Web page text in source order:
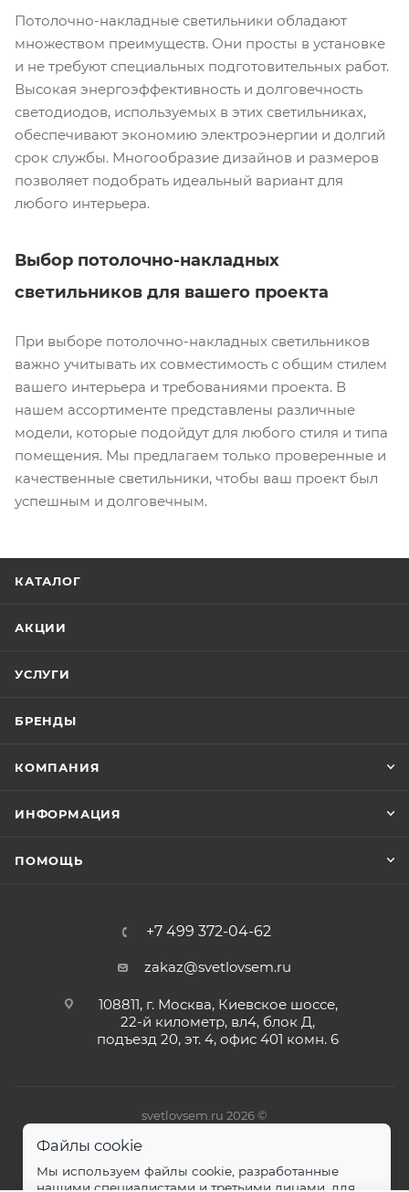
Потолочно-накладные светильники обладают
множеством преимуществ. Они просты в установке
и не требуют специальных подготовительных работ.
Высокая энергоэффективность и долговечность
светодиодов, используемых в этих светильниках,
обеспечивают экономию электроэнергии и долгий
срок службы. Многообразие дизайнов и размеров
позволяет подобрать идеальный вариант для
любого интерьера.
Выбор потолочно-накладных
светильников для вашего проекта
При выборе потолочно-накладных светильников
важно учитывать их совместимость с общим стилем
вашего интерьера и требованиями проекта. В
нашем ассортименте представлены различные
модели, которые подойдут для любого стиля и типа
помещения. Мы предлагаем только проверенные и
качественные светильники, чтобы ваш проект был
успешным и долговечным.
КАТАЛОГ
АКЦИИ
УСЛУГИ
БРЕНДЫ
КОМПАНИЯ
ИНФОРМАЦИЯ
ПОМОЩЬ
+7 499 372-04-62
zakaz@svetlovsem.ru
108811, г. Москва, Киевское шоссе,
22-й километр, вл4, блок Д,
подъезд 20, эт. 4, офис 401 комн. 6
svetlovsem.ru 2026 ©
Файлы cookie
Мы используем файлы cookie, разработанные
нашими специалистами и третьими лицами, для